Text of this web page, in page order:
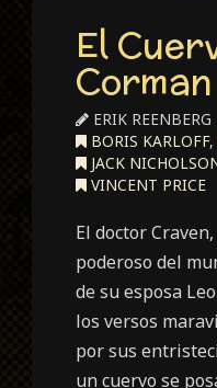
El
Corman
ERIK REENBERG
BORIS KARLOFF
JACK
VINCENT PRICE
El doctor
poderoso del
de su esposa
los versos
por sus
un cuervo se